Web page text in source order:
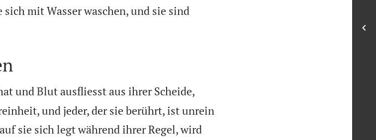
mit Wasser waschen, und sie sind
und Blut ausfliesst aus ihrer Scheide,
und jeder, der sie berührt, ist unrein
sie sich legt während ihrer Regel, wird